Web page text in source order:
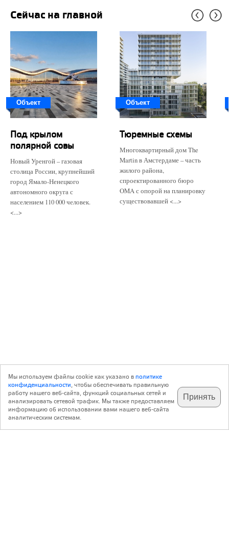
Сейчас на главной
Объект
Под крылом
полярной совы
Новый Уренгой – газовая
столица России, крупнейший
город Ямало-Ненецкого
автономного округа с
населением 110 000 человек.
<...>
Объект
Тюремные схемы
Многоквартирный дом The
Martin в Амстердаме – часть
жилого района,
спроектированного бюро
OMA с опорой на планировку
существовавшей <...>
подпишитесь на наш
телеграм @archi_ru
✕
с 20 июля 1999 г.
Мы используем файлы cookie как указано вполитике
конфиденциальности, чтобы обеспечивать правильную
работу нашего веб-сайта, функций социальных сетей и
анализировать сетевой трафик. Мы также предоставляем
информацию об использовании вами нашего веб-сайта
аналитическим системам.
Принять